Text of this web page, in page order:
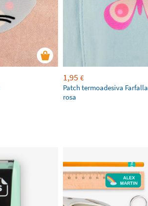
1,95 €
Patch termoadesiva Farfalla
rosa